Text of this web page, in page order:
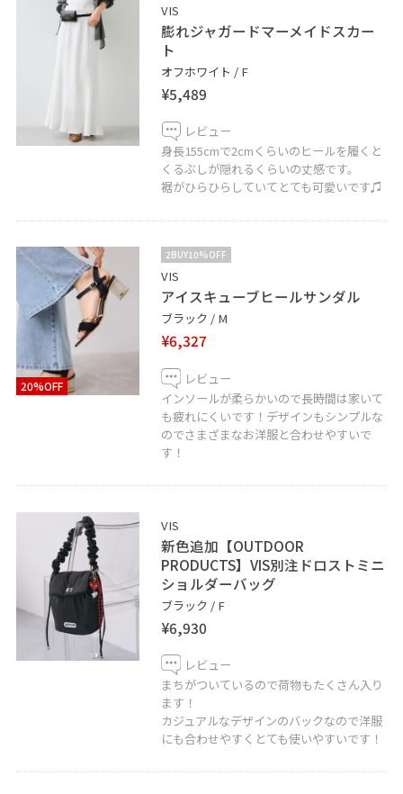
VIS
膨れジャガードマーメイドスカー
ト
オフホワイト / F
¥5,489
レビュー
身長155cmで2cmくらいのヒールを履くと
くるぶしが隠れるくらいの丈感です。
裾がひらひらしていてとても可愛いです♫
20%OFF
2BUY10%OFF
VIS
アイスキューブヒールサンダル
ブラック / M
¥6,327
レビュー
インソールが柔らかいので長時間は家いて
も疲れにくいです！デザインもシンプルな
のでさまざまなお洋服と合わせやすいで
す！
VIS
新色追加【OUTDOOR
PRODUCTS】VIS別注ドロストミニ
ショルダーバッグ
ブラック / F
¥6,930
レビュー
まちがついているので荷物もたくさん入り
ます！
カジュアルなデザインのバックなので洋服
にも合わせやすくとても使いやすいです！